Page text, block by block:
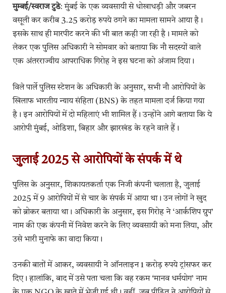
मुम्बई/स्वराज टुडे: मुंबई के एक व्यवसायी से धोखाधड़ी और जबरन
वसूली कर करीब 3.25 करोड़ रुपये ठगने का मामला सामने आया है।
इसके साथ ही मारपीट करने की भी बात कही जा रही है। मामले को
लेकर एक पुलिस अधिकारी ने सोमवार को बताया कि नौ सदस्यों वाले
एक अंतरराज्यीय आपराधिक गिरोह ने इस घटना को अंजाम दिया।
विले पार्ले पुलिस स्टेशन के अधिकारी के अनुसार, सभी नौ आरोपियों के
खिलाफ भारतीय न्याय संहिता (BNS) के तहत मामला दर्ज किया गया
है। इन आरोपियों में दो महिलाएं भी शामिल हैं। उन्होंने आगे बताया कि ये
आरोपी मुंबई, ओडिशा, बिहार और झारखंड के रहने वाले हैं।
जुलाई 2025 से आरोपियों के संपर्क में थे
पुलिस के अनुसार, शिकायतकर्ता एक निजी कंपनी चलाता है, जुलाई
2025 में 9 आरोपियों में से चार के संपर्क में आया था। उन लोगों ने खुद
को ब्रोकर बताया था। अधिकारी के अनुसार, इस गिरोह ने ‘आर्कशिप ग्रुप’
नाम की एक कंपनी में निवेश करने के लिए व्यवसायी को मना लिया, और
उसे भारी मुनाफे का वादा किया।
उनकी बातों में आकर, व्यवसायी ने ऑनलाइन 1 करोड़ रुपये ट्रांसफर कर
दिए। हालांकि, बाद में उसे पता चला कि वह रकम ‘मानव धर्मयोग’ नाम